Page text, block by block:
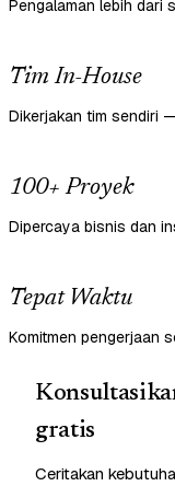
Pengalaman lebih dari
Tim In-House
Dikerjakan tim sendiri
100+ Proyek
Dipercaya bisnis dan
Tepat Waktu
Komitmen pengerjaan
gratis
Ceritakan